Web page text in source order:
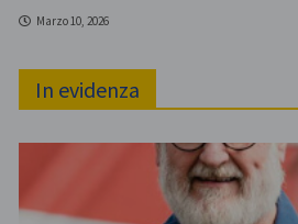
Marzo 10, 2026
In evidenza